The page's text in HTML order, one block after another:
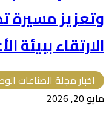
وتعزيز مسيرة
الارتقاء ببيئة
اخبار مجلة الصناعات
مايو 20, 2026